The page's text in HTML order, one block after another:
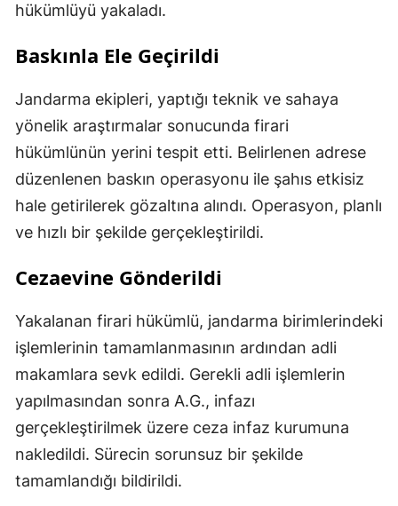
hükümlüyü yakaladı.
Baskınla Ele Geçirildi
Jandarma ekipleri, yaptığı teknik ve sahaya
yönelik araştırmalar sonucunda firari
hükümlünün yerini tespit etti. Belirlenen adrese
düzenlenen baskın operasyonu ile şahıs etkisiz
hale getirilerek gözaltına alındı. Operasyon, planlı
ve hızlı bir şekilde gerçekleştirildi.
Cezaevine Gönderildi
Yakalanan firari hükümlü, jandarma birimlerindeki
işlemlerinin tamamlanmasının ardından adli
makamlara sevk edildi. Gerekli adli işlemlerin
yapılmasından sonra A.G., infazı
gerçekleştirilmek üzere ceza infaz kurumuna
nakledildi. Sürecin sorunsuz bir şekilde
tamamlandığı bildirildi.